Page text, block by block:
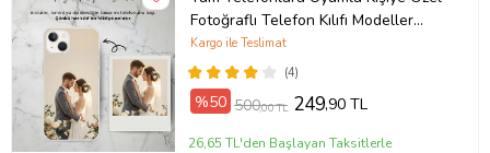
Fotoğraflı Telefon Kılıfı Modeller
Açıklamada
(4)
Kargo ile Teslimat
%50 500,00 TL 249,90 TL
26,65 TL'den Başlayan Taksitlerle